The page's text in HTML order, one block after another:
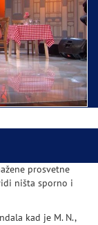
danas iz
prosvetne
ništa sporno i
kad je M. N.,